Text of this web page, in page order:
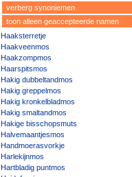
verberg synoniemen
toon alleen geaccepteerde namen
Haaksterretje
Haakveenmos
Haakzompmos
Haarspitsmos
Hakig dubbeltandmos
Hakig greppelmos
Hakig kronkelbladmos
Hakig smaltandmos
Hakige bisschopsmuts
Halvemaantjesmos
Handmoerasvorkje
Harlekijnmos
Hartbladig puntmos